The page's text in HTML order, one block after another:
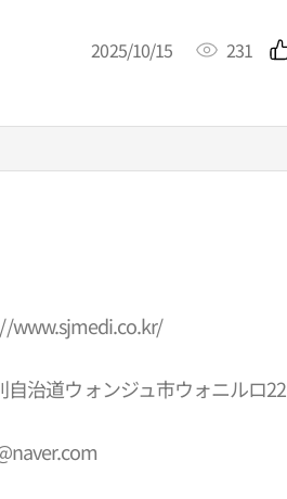
2025/10/15 231
www.sjmedi.co.kr/
自治道ウォンジュ市ウォニルロ22